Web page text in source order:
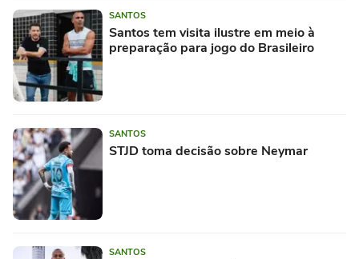
SANTOS
Santos tem visita ilustre em meio à
preparação para jogo do Brasileiro
SANTOS
STJD toma decisão sobre Neymar
SANTOS